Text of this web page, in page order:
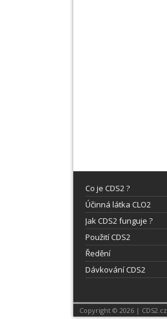
Co je CDS2 ?
Účinná látka CLO2
Jak CDS2 funguje ?
Použití CDS2
Ředění
Dávkování CDS2
Copyright © 2026 | CDS2.cz